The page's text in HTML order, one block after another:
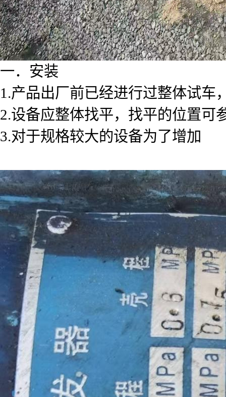
一．安装
1.产品出厂前已经进行过整体试车
2.设备应整体找平，找平的位置可
3.对于规格较大的设备为了增加